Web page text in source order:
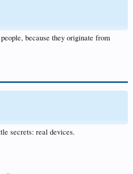
because they originate from
secrets: real devices.